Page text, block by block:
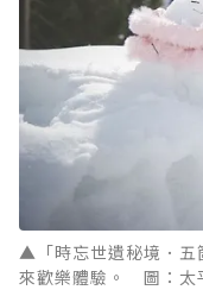
▲「時忘世遺秘境．五
來歡樂體驗。 圖：太